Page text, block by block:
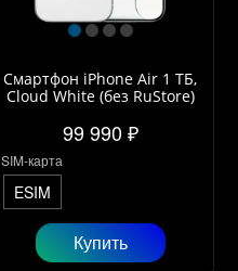
Смартфон iPhone Air 1 ТБ,
Cloud White (без RuStore)
99 990 ₽
SIM-карта
ESIM
Купить